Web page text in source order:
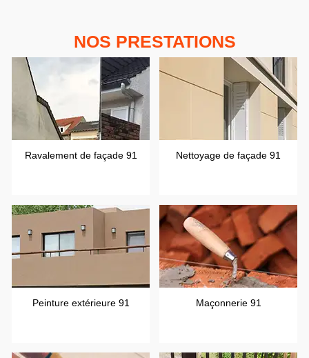
NOS PRESTATIONS
Ravalement de façade 91 Nettoyage de façade 91
Peinture extérieure 91 Maçonnerie 91